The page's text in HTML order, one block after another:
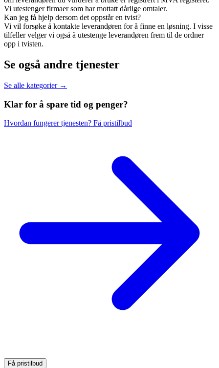
Vi utestenger firmaer som har mottatt dårlige omtaler.
Kan jeg få hjelp dersom det oppstår en tvist?
Vi vil forsøke å kontakte leverandøren for å finne en løsning. I visse
tilfeller velger vi også å utestenge leverandøren frem til de ordner
opp i tvisten.
Se også andre tjenester
Se alle kategorier →
Klar for å spare tid og penger?
Hvordan fungerer tjenesten? Få pristilbud
Få pristilbud